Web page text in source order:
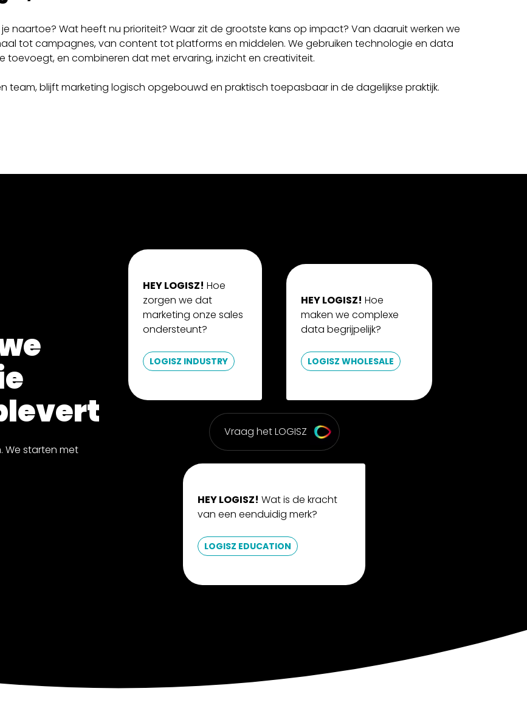
naartoe? Wat heeft nu prioriteit? Waar zit de grootste kans op impact? Van daaruit werken we
tot campagnes, van content tot platforms en middelen. We gebruiken technologie en data
toevoegt, en combineren dat met ervaring, inzicht en creativiteit.
team, blijft marketing logisch opgebouwd en praktisch toepasbaar in de dagelijkse praktijk.
We starten met
Vraag het LOGISZ
HEY LOGISZ! Hoe
zorgen we dat
marketing onze sales
ondersteunt?
LOGISZ INDUSTRY
HEY LOGISZ! Hoe
maken we complexe
data begrijpelijk?
LOGISZ WHOLESALE
HEY LOGISZ! Wat is de kracht
van een eenduidig merk?
LOGISZ EDUCATION